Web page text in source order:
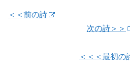
＜＜前の詩
次の詩＞＞
＜＜＜最初の